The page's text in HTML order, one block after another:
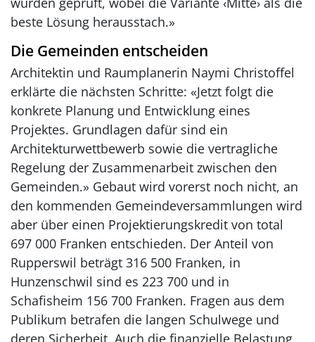
beste Lösung herausstach.»
Die Gemeinden entscheiden
Architektin und Raumplanerin Naymi Christoffel
erklärte die nächsten Schritte: «Jetzt folgt die
konkrete Planung und Entwicklung eines
Projektes. Grundlagen dafür sind ein
Architekturwettbewerb sowie die vertragliche
Regelung der Zusammenarbeit zwischen den
Gemeinden.» Gebaut wird vorerst noch nicht, an
den kommenden Gemeindeversammlungen wird
aber über einen Projektierungskredit von total
697 000 Franken entschieden. Der Anteil von
Rupperswil beträgt 316 500 Franken, in
Hunzenschwil sind es 223 700 und in
Schafisheim 156 700 Franken. Fragen aus dem
Publikum betrafen die langen Schulwege und
deren Sicherheit. Auch die finanzielle Belastung